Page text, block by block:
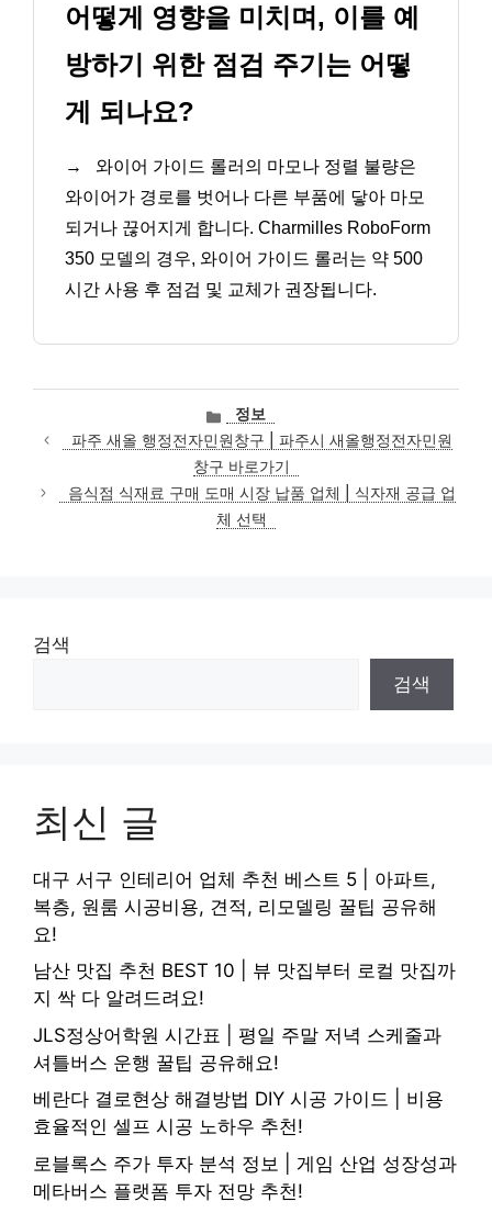
어떻게 영향을 미치며, 이를 예
방하기 위한 점검 주기는 어떻
게 되나요?
→
와이어 가이드 롤러의 마모나 정렬 불량은
와이어가 경로를 벗어나 다른 부품에 닿아 마모
되거나 끊어지게 합니다. Charmilles RoboForm
350 모델의 경우, 와이어 가이드 롤러는 약 500
시간 사용 후 점검 및 교체가 권장됩니다.
카
테
고
리
정보
파주 새올 행정전자민원창구 | 파주시 새올행정전자민원
창구 바로가기
음식점 식재료 구매 도매 시장 납품 업체 | 식자재 공급 업
체 선택
검색
검색
최신 글
대구 서구 인테리어 업체 추천 베스트 5 | 아파트,
복층, 원룸 시공비용, 견적, 리모델링 꿀팁 공유해
요!
남산 맛집 추천 BEST 10 | 뷰 맛집부터 로컬 맛집까
지 싹 다 알려드려요!
JLS정상어학원 시간표 | 평일 주말 저녁 스케줄과
셔틀버스 운행 꿀팁 공유해요!
베란다 결로현상 해결방법 DIY 시공 가이드 | 비용
효율적인 셀프 시공 노하우 추천!
로블록스 주가 투자 분석 정보 | 게임 산업 성장성과
메타버스 플랫폼 투자 전망 추천!